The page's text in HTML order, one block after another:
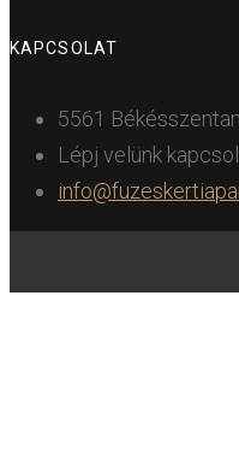
KAPCSOLAT
5561
Lépj velünk